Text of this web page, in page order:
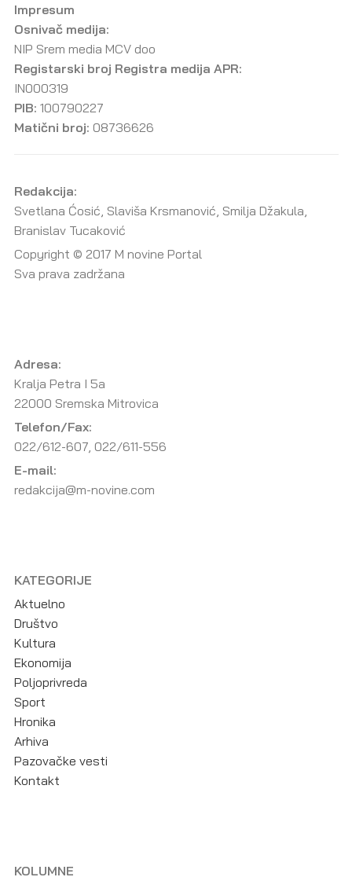
Impresum
Osnivač medija:
NIP Srem media MCV doo
Registarski broj Registra medija APR:
IN000319
PIB: 100790227
Matični broj: 08736626
Redakcija:
Svetlana Ćosić, Slaviša Krsmanović, Smilja Džakula,
Branislav Tucaković
Copyright © 2017 M novine Portal
Sva prava zadržana
Adresa:
Kralja Petra I 5a
22000 Sremska Mitrovica
Telefon/Fax:
022/612-607, 022/611-556
E-mail:
redakcija@m-novine.com
KATEGORIJE
Aktuelno
Društvo
Kultura
Ekonomija
Poljoprivreda
Sport
Hronika
Arhiva
Pazovačke vesti
Kontakt
KOLUMNE